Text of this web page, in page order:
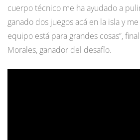
cuerpo técnico me ha ayudado a
ganado dos juegos acá en la isla y
equipo está para grandes cosas”,
Morales, ganador del desafío.